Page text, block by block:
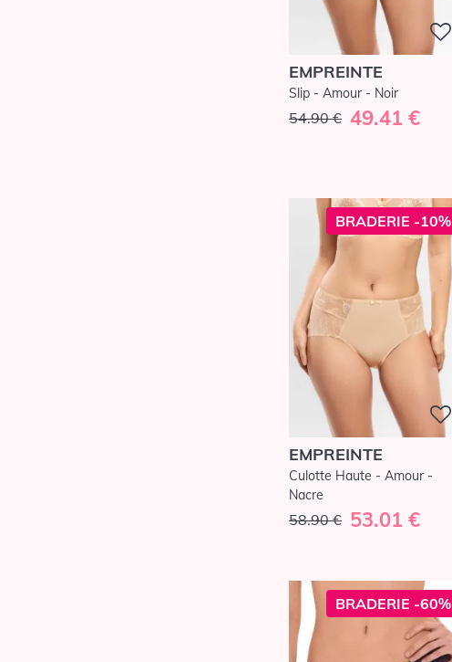
EMPREINTE
Slip - Amour - Noir
54.90 € 49.41 €
BRADERIE -10%
EMPREINTE
Culotte Haute - Amour -
Nacre
58.90 € 53.01 €
BRADERIE -60%